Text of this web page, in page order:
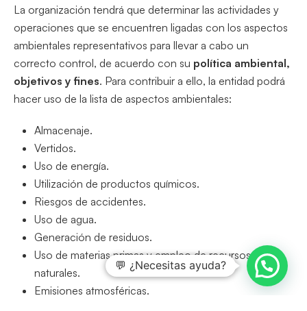
La organización tendrá que determinar las actividades y
operaciones que se encuentren ligadas con los aspectos
ambientales representativos para llevar a cabo un
correcto control, de acuerdo con su política ambiental,
objetivos y fines. Para contribuir a ello, la entidad podrá
hacer uso de la lista de aspectos ambientales:
Almacenaje.
Vertidos.
Uso de energía.
Utilización de productos químicos.
Riesgos de accidentes.
Uso de agua.
Generación de residuos.
Uso de materias primas y empleo de recursos
naturales.
Emisiones atmosféricas.
💬 ¿Necesitas ayuda?